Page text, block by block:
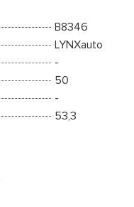
B8346
LYNXauto
-
50
-
53,3